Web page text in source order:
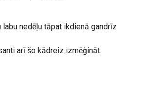
labu nedēļu tāpat ikdienā gandrīz
arī šo kādreiz izmēģināt.